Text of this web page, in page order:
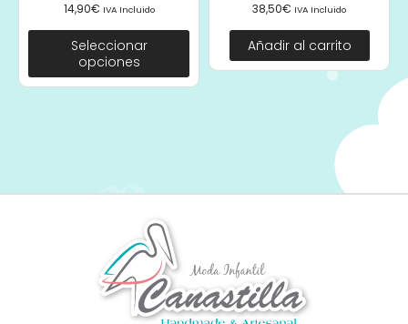
14,90€ IVA Incluido
Seleccionar
opciones
38,50€ IVA Incluido
Añadir al carrito